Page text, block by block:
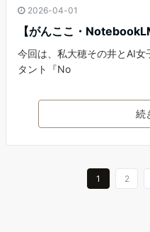
2026-04-01
【がんここ・
今回は、私大穂その井とAI
タント『No
続
1 2